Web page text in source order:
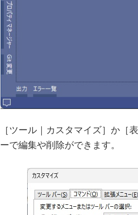
［ツール｜カスタマイズ］か［
ーで編集や削除ができます。